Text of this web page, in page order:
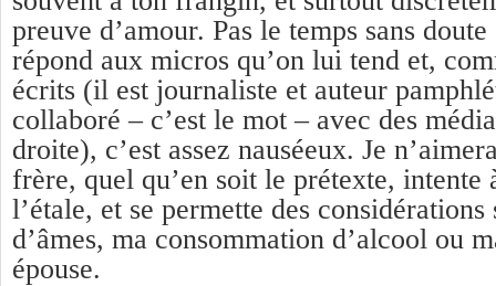
preuve d’amour. Pas le temps sans
répond aux micros qu’on lui tend et,
écrits (il est journaliste et auteur
collaboré – c’est le mot – avec des
droite), c’est assez nauséeux. Je
frère, quel qu’en soit le prétexte, intente
l’étale, et se permette des considérations
d’âmes, ma consommation d’alcool ou
épouse.